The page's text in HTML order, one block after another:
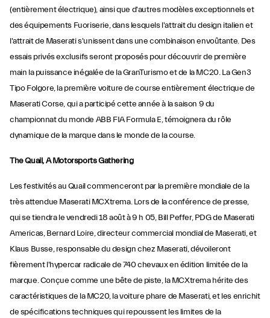
(entièrement électrique), ainsi que d'autres modèles exceptionnels et
des équipements Fuoriserie, dans lesquels l'attrait du design italien et
l'attrait de Maserati s'unissent dans une combinaison envoûtante. Des
essais privés exclusifs seront proposés pour découvrir de première
main la puissance inégalée de la GranTurismo et de la MC20. La Gen3
Tipo Folgore, la première voiture de course entièrement électrique de
Maserati Corse, qui a participé cette année à la saison 9 du
championnat du monde ABB FIA Formula E, témoignera du rôle
dynamique de la marque dans le monde de la course.
The Quail, A Motorsports Gathering
Les festivités au Quail commenceront par la première mondiale de la
très attendue Maserati MCXtrema. Lors de la conférence de presse,
qui se tiendra le vendredi 18 août à 9 h 05, Bill Peffer, PDG de Maserati
Americas, Bernard Loire, directeur commercial mondial de Maserati, et
Klaus Busse, responsable du design chez Maserati, dévoileront
fièrement l'hypercar radicale de 740 chevaux en édition limitée de la
marque. Conçue comme une bête de piste, la MCXtrema hérite des
caractéristiques de la MC20, la voiture phare de Maserati, et les enrichit
de spécifications techniques qui repoussent les limites de la